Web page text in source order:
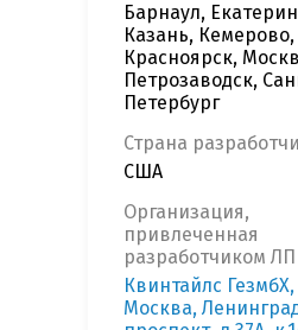
Барнаул,
Казань, Кемерово,
Красноярск,
Петрозаводск,
Петербург
Страна
США
Организация,
привлеченная
разработчиком ЛП
Квинтайлс ГезмбХ,
Москва,